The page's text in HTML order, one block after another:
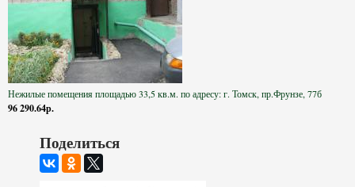
Нежилые помещения площадью 33,5 кв.м. по адресу: г. Томск, пр.Фрунзе, 77б
96 290.64р.
Поделиться